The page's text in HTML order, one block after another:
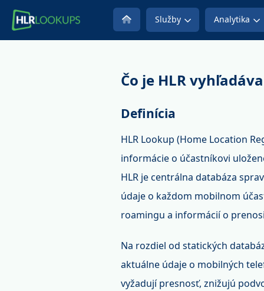
Služby Analytika
Čo je HLR
Definícia
HLR Lookup (Home Location
informácie o účastníkovi
HLR je centrálna databáza
údaje o každom mobilnom
roamingu a informácií o
Na rozdiel od statických
aktuálne údaje o mobilných
vyžadují presnosť, znižujú